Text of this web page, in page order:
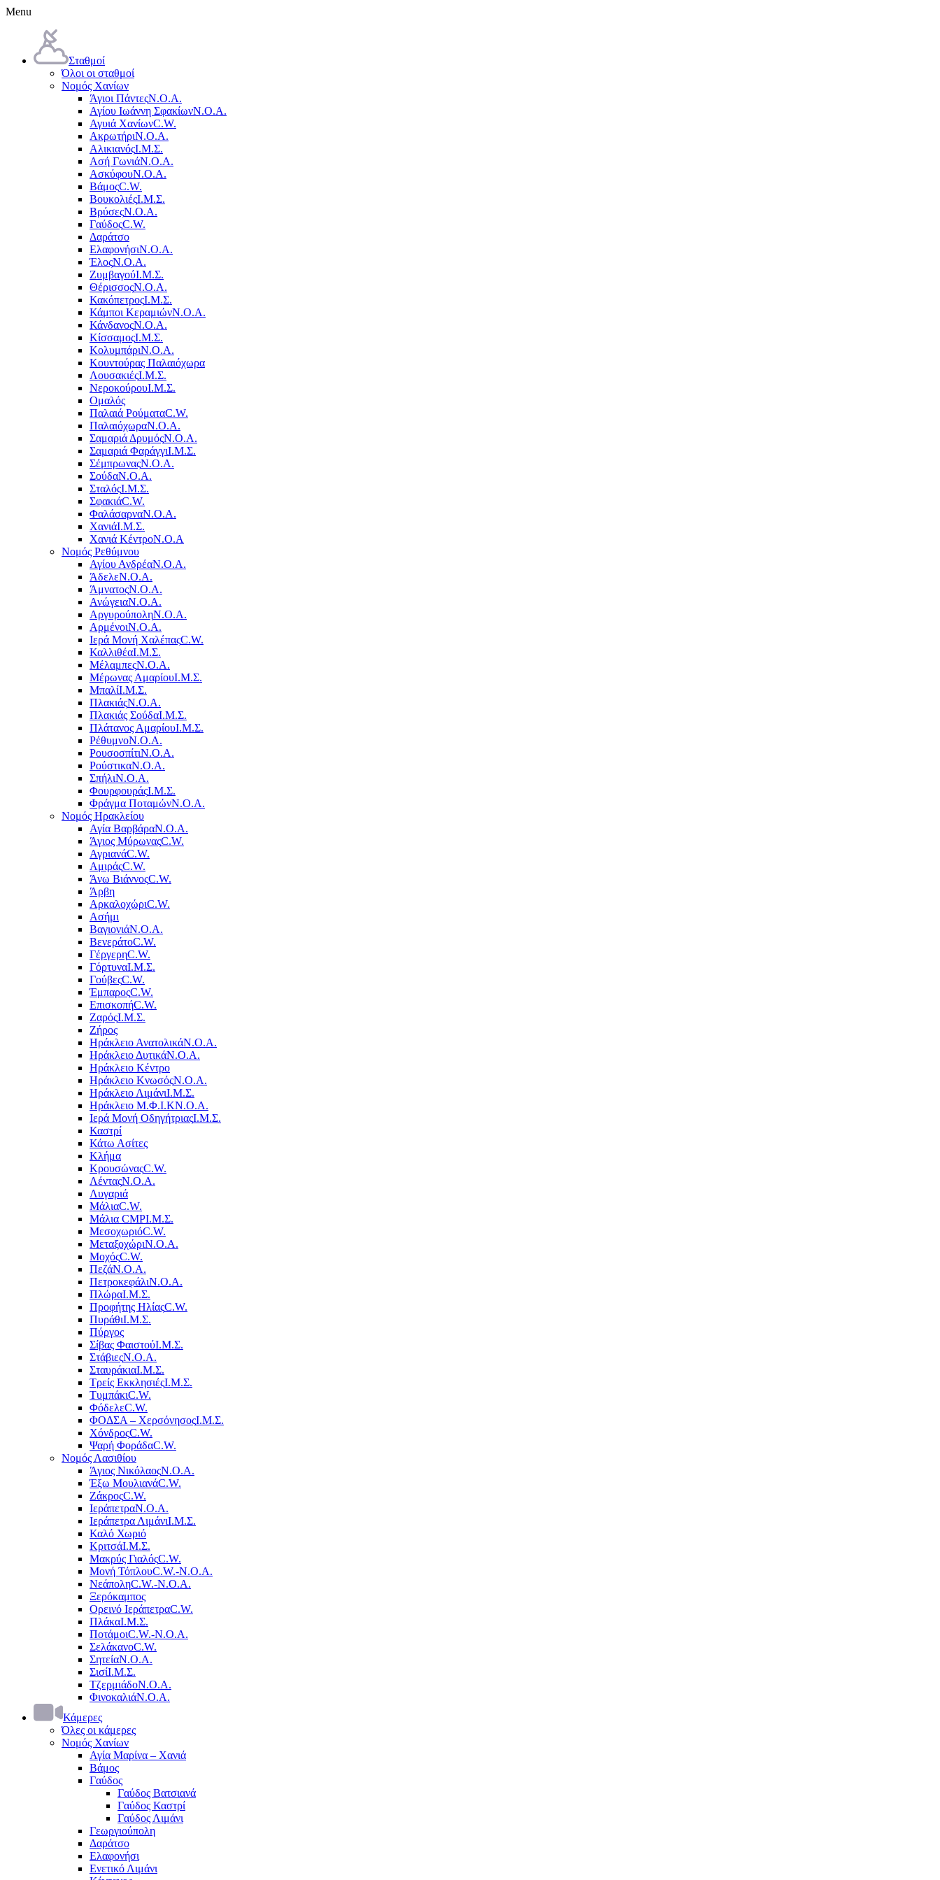
Menu
Σταθμοί
Όλοι οι σταθμοί
Νομός Χανίων
Άγιοι ΠάντεςΝ.Ο.Α.
Αγίου Ιωάννη ΣφακίωνΝ.Ο.Α.
Αγυιά ΧανίωνC.W.
ΑκρωτήριΝ.Ο.Α.
ΑλικιανόςΙ.Μ.Σ.
Ασή ΓωνιάΝ.Ο.Α.
ΑσκύφουΝ.Ο.Α.
ΒάμοςC.W.
ΒουκολιέςΙ.Μ.Σ.
ΒρύσεςΝ.Ο.Α.
ΓαύδοςC.W.
Δαράτσο
ΕλαφονήσιΝ.Ο.Α.
ΈλοςΝ.Ο.Α.
ΖυμβαγούΙ.Μ.Σ.
ΘέρισσοςΝ.Ο.Α.
ΚακόπετροςΙ.Μ.Σ.
Κάμποι ΚεραμιώνΝ.Ο.Α.
ΚάνδανοςΝ.Ο.Α.
ΚίσσαμοςΙ.Μ.Σ.
ΚολυμπάριΝ.Ο.Α.
Κουντούρας Παλαιόχωρα
ΛουσακιέςΙ.Μ.Σ.
ΝεροκούρουΙ.Μ.Σ.
Ομαλός
Παλαιά ΡούματαC.W.
ΠαλαιόχωραΝ.Ο.Α.
Σαμαριά ΔρυμόςΝ.Ο.Α.
Σαμαριά ΦαράγγιΙ.Μ.Σ.
ΣέμπρωναςΝ.Ο.Α.
ΣούδαΝ.Ο.Α.
ΣταλόςΙ.Μ.Σ.
ΣφακιάC.W.
ΦαλάσαρναΝ.Ο.Α.
ΧανιάΙ.Μ.Σ.
Χανιά ΚέντροN.O.A
Νομός Ρεθύμνου
Αγίου ΑνδρέαΝ.Ο.Α.
ΆδελεΝ.Ο.Α.
ΆμνατοςΝ.Ο.Α.
ΑνώγειαΝ.Ο.Α.
ΑργυρούποληΝ.Ο.Α.
ΑρμένοιΝ.Ο.Α.
Ιερά Μονή ΧαλέπαςC.W.
ΚαλλιθέαΙ.Μ.Σ.
ΜέλαμπεςΝ.Ο.Α.
Μέρωνας ΑμαρίουΙ.Μ.Σ.
ΜπαλίΙ.Μ.Σ.
ΠλακιάςΝ.Ο.Α.
Πλακιάς ΣούδαΙ.Μ.Σ.
Πλάτανος ΑμαρίουΙ.Μ.Σ.
ΡέθυμνοΝ.Ο.Α.
ΡουσοσπίτιΝ.Ο.Α.
ΡούστικαΝ.Ο.Α.
ΣπήλιΝ.Ο.Α.
ΦουρφουράςΙ.Μ.Σ.
Φράγμα ΠοταμώνΝ.Ο.Α.
Νομός Ηρακλείου
Αγία ΒαρβάραΝ.Ο.Α.
Άγιος ΜύρωναςC.W.
ΑγριανάC.W.
ΑμιράςC.W.
Άνω ΒιάννοςC.W.
Άρβη
ΑρκαλοχώριC.W.
Ασήμι
ΒαγιονιάΝ.Ο.Α.
ΒενεράτοC.W.
ΓέργερηC.W.
ΓόρτυναΙ.Μ.Σ.
ΓούβεςC.W.
ΈμπαροςC.W.
ΕπισκοπήC.W.
ΖαρόςΙ.Μ.Σ.
Ζήρος
Ηράκλειο ΑνατολικάΝ.Ο.Α.
Ηράκλειο ΔυτικάΝ.Ο.Α.
Ηράκλειο Κέντρο
Ηράκλειο ΚνωσόςΝ.Ο.Α.
Ηράκλειο ΛιμάνιΙ.Μ.Σ.
Ηράκλειο Μ.Φ.Ι.ΚΝ.Ο.Α.
Ιερά Μονή ΟδηγήτριαςΙ.Μ.Σ.
Καστρί
Κάτω Ασίτες
Κλήμα
ΚρουσώναςC.W.
ΛένταςΝ.Ο.Α.
Λυγαριά
ΜάλιαC.W.
Μάλια CMPΙ.Μ.Σ.
ΜεσοχωριόC.W.
ΜεταξοχώριΝ.Ο.Α.
ΜοχόςC.W.
ΠεζάΝ.Ο.Α.
ΠετροκεφάλιΝ.Ο.Α.
ΠλώραΙ.Μ.Σ.
Προφήτης ΗλίαςC.W.
ΠυράθιΙ.Μ.Σ.
Πύργος
Σίβας ΦαιστούΙ.Μ.Σ.
ΣτάβιεςΝ.Ο.Α.
ΣταυράκιαΙ.Μ.Σ.
Τρείς ΕκκλησιέςΙ.Μ.Σ.
ΤυμπάκιC.W.
ΦόδελεC.W.
ΦΟΔΣΑ – ΧερσόνησοςΙ.Μ.Σ.
ΧόνδροςC.W.
Ψαρή ΦοράδαC.W.
Νομός Λασιθίου
Άγιος ΝικόλαοςΝ.Ο.Α.
Έξω ΜουλιανάC.W.
ΖάκροςC.W.
ΙεράπετραΝ.Ο.Α.
Ιεράπετρα ΛιμάνιΙ.Μ.Σ.
Καλό Χωριό
ΚριτσάΙ.Μ.Σ.
Μακρύς ΓιαλόςC.W.
Μονή ΤόπλουC.W.-Ν.Ο.Α.
ΝεάποληC.W.-Ν.Ο.Α.
Ξερόκαμπος
Ορεινό ΙεράπετραC.W.
ΠλάκαΙ.Μ.Σ.
ΠοτάμοιC.W.-Ν.Ο.Α.
ΣελάκανοC.W.
ΣητείαΝ.Ο.Α.
ΣισίΙ.Μ.Σ.
ΤζερμιάδοΝ.Ο.Α.
ΦινοκαλιάΝ.Ο.Α.
Κάμερες
Όλες οι κάμερες
Νομός Χανίων
Αγία Μαρίνα – Χανιά
Βάμος
Γαύδος
Γαύδος Βατσιανά
Γαύδος Καστρί
Γαύδος Λιμάνι
Γεωργιούπολη
Δαράτσο
Ελαφονήσι
Ενετικό Λιμάνι